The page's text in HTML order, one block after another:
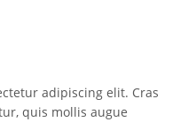
adipiscing elit. Cras
quis mollis augue